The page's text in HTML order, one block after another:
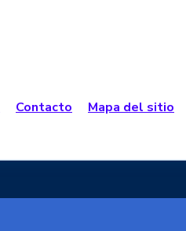
Contacto Mapa del sitio